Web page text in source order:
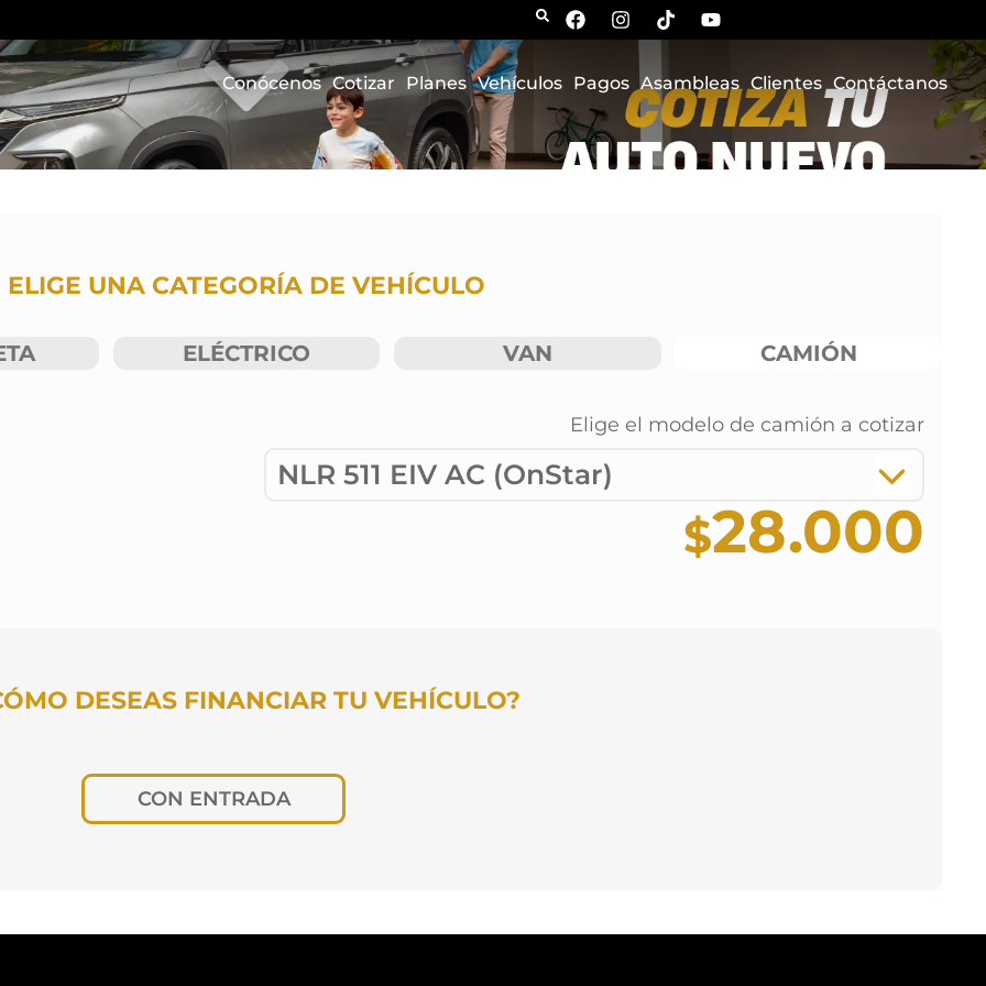
Conócenos Cotizar Planes Vehículos Pagos Asambleas Clientes Contáctanos
ELIGE UNA CATEGORÍA DE VEHÍCULO
ELÉCTRICO VAN CAMIÓN
Elige el modelo de camión a cotizar
NLR 511 EIV AC (OnStar)
28.000
DESEAS FINANCIAR TU VEHÍCULO?
CON ENTRADA
Cuota fija mensual